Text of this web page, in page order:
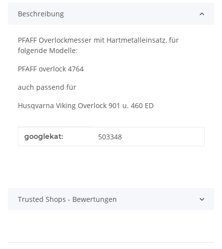
Beschreibung
PFAFF Overlockmesser mit Hartmetalleinsatz, für
folgende Modelle:
PFAFF overlock 4764
auch passend für
Husqvarna Viking Overlock 901 u. 460 ED
Produkteigenschaft
Wert
googlekat: 503348
Trusted Shops - Bewertungen